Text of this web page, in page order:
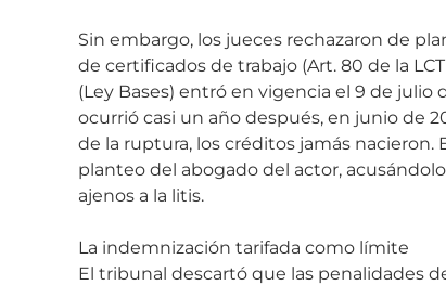
Sin embargo, los jueces rechazaron de
de certificados de trabajo (Art. 80 de la
(Ley Bases) entró en vigencia el 9 de
ocurrió casi un año después, en junio de
de la ruptura, los créditos jamás nacieron.
planteo del abogado del actor,
ajenos a la litis.
La indemnización tarifada como límite
El tribunal descartó que las penalidades